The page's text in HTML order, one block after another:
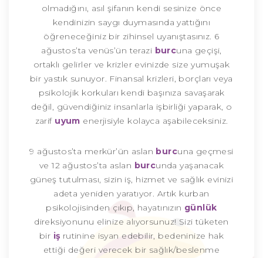
olmadığını, asıl şifanın kendi sesinize önce
kendinizin saygı duymasında yattığını
öğreneceğiniz bir zihinsel uyanıştasınız. 6
ağustos’ta venüs’ün terazi burcuna geçişi,
ortaklı gelirler ve krizler evinizde size yumuşak
bir yastık sunuyor. Finansal krizleri, borçları veya
psikolojik korkuları kendi başınıza savaşarak
değil, güvendiğiniz insanlarla işbirliği yaparak, o
zarif uyum enerjisiyle kolayca aşabileceksiniz.
9 ağustos’ta merkür’ün aslan burcuna geçmesi
ve 12 ağustos’ta aslan burcunda yaşanacak
güneş tutulması, sizin iş, hizmet ve sağlık evinizi
adeta yeniden yaratıyor. Artık kurban
psikolojisinden çıkıp, hayatınızın günlük
direksiyonunu elinize alıyorsunuz! Sizi tüketen
bir iş rutinine isyan edebilir, bedeninize hak
ettiği değeri verecek bir sağlık/beslenme